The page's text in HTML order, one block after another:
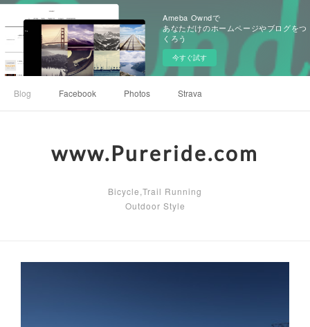
Ameba Owndで
あなただけのホームページやブログをつ
くろう
今すぐ試す
Blog Facebook Photos Strava
www.Pureride.com
Bicycle,Trail Running
Outdoor Style